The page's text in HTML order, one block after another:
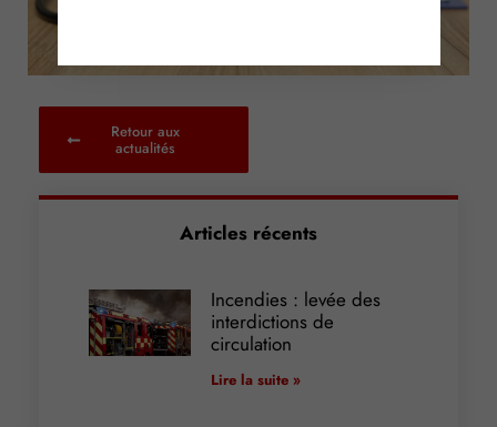
Retour aux
actualités
Articles récents
Incendies : levée des
interdictions de
circulation
Lire la suite »